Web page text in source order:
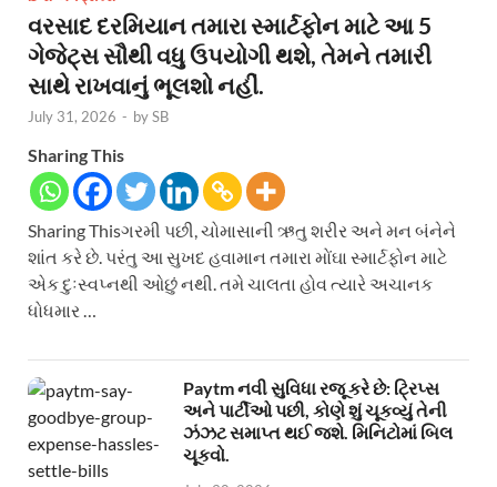
વરસાદ દરમિયાન તમારા સ્માર્ટફોન માટે આ 5
ગેજેટ્સ સૌથી વધુ ઉપયોગી થશે, તેમને તમારી
સાથે રાખવાનું ભૂલશો નહીં.
July 31, 2026 - bySB
Sharing This
Sharing Thisગરમી પછી, ચોમાસાની ઋતુ શરીર અને મન બંનેને
શાંત કરે છે. પરંતુ આ સુખદ હવામાન તમારા મોંઘા સ્માર્ટફોન માટે
એક દુઃસ્વપ્નથી ઓછું નથી. તમે ચાલતા હોવ ત્યારે અચાનક
ધોધમાર …
Paytm નવી સુવિધા રજૂ કરે છે: ટ્રિપ્સ
અને પાર્ટીઓ પછી, કોણે શું ચૂકવ્યું તેની
ઝંઝટ સમાપ્ત થઈ જશે. મિનિટોમાં બિલ
ચૂકવો.